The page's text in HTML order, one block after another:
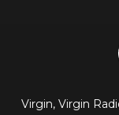
Virgin, Virgin